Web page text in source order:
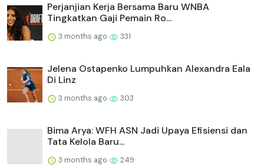
Perjanjian Kerja Bersama Baru WNBA
Tingkatkan Gaji Pemain Ro...
3 months ago 331
Jelena Ostapenko Lumpuhkan Alexandra Eala
Di Linz
3 months ago 303
Bima Arya: WFH ASN Jadi Upaya Efisiensi dan
Tata Kelola Baru...
3 months ago 249